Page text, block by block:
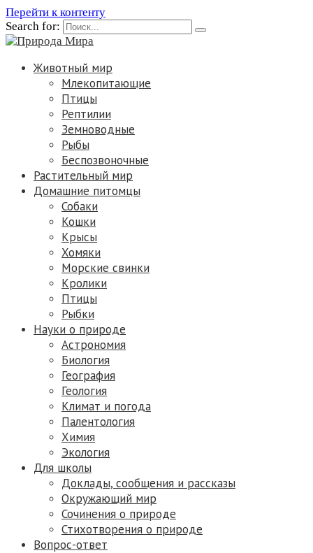
Перейти к контенту
Search for:
Животный мир
Млекопитающие
Птицы
Рептилии
Земноводные
Рыбы
Беспозвоночные
Растительный мир
Домашние питомцы
Собаки
Кошки
Крысы
Хомяки
Морские свинки
Кролики
Птицы
Рыбки
Науки о природе
Астрономия
Биология
География
Геология
Климат и погода
Палентология
Химия
Экология
Для школы
Доклады, сообщения и рассказы
Окружающий мир
Сочинения о природе
Стихотворения о природе
Вопрос-ответ